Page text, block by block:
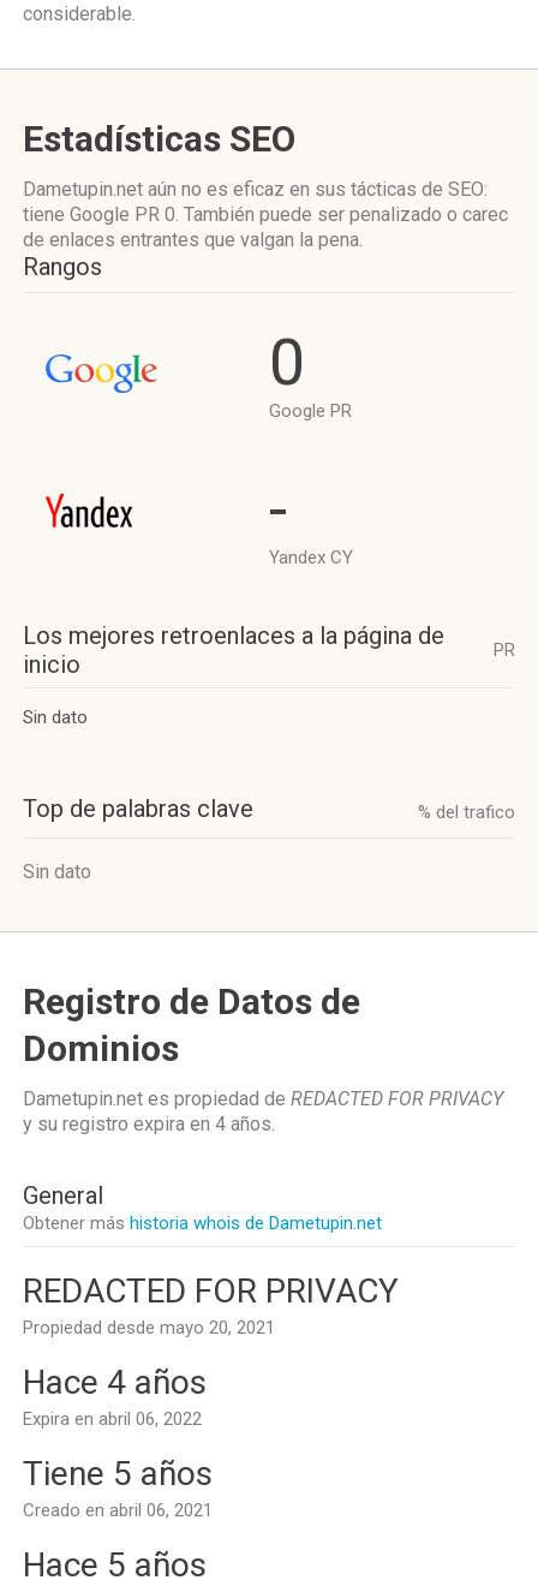
considerable.
Estadísticas SEO
Dametupin.net aún no es eficaz en sus tácticas de SEO:
tiene Google PR 0. También puede ser penalizado o carec
de enlaces entrantes que valgan la pena.
Rangos
0
Google PR
-
Yandex CY
Los mejores retroenlaces a la página de
inicio
PR
Sin dato
Top de palabras clave % del trafico
Sin dato
Registro de Datos de
Dominios
Dametupin.net es propiedad de REDACTED FOR PRIVACY
y su registro expira en 4 años.
General
Obtener más historia whois de Dametupin.net
REDACTED FOR PRIVACY
Propiedad desde mayo 20, 2021
Hace 4 años
Expira en abril 06, 2022
Tiene 5 años
Creado en abril 06, 2021
Hace 5 años